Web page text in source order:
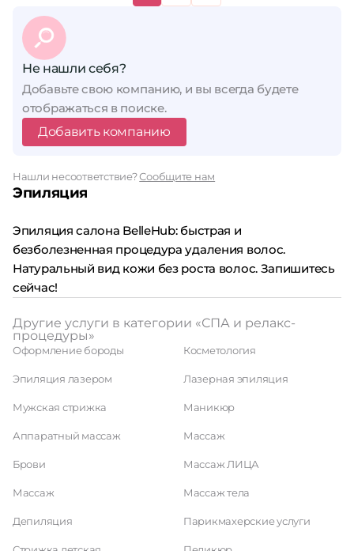
Не нашли себя?
Добавьте свою компанию, и вы всегда будете
отображаться в поиске.
Добавить компанию
Нашли несоответствие?Сообщите нам
Эпиляция
Эпиляция салона BelleHub: быстрая и
безболезненная процедура удаления волос.
Натуральный вид кожи без роста волос. Запишитесь
сейчас!
Другие услуги в категории «СПА и релакс-
процедуры»
Оформление бороды
Эпиляция лазером
Мужская стрижка
Аппаратный массаж
Брови
Массаж
Депиляция
Косметология
Лазерная эпиляция
Маникюр
Массаж
Массаж ЛИЦА
Массаж тела
Парикмахерские услуги